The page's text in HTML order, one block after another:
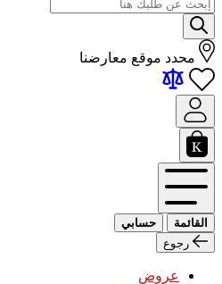
محدد موقع معارضنا
القائمة
حسابي
رجوع
عروض